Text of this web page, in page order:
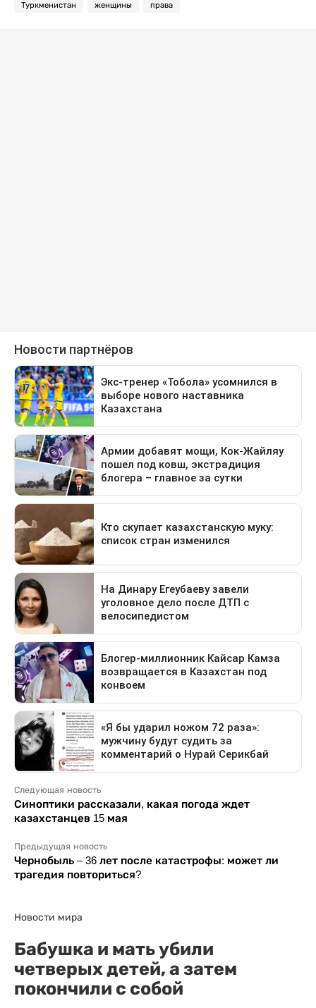
Туркменистан женщины права
Следующая новость
Синоптики рассказали, какая погода ждет
казахстанцев 15 мая
Предыдущая новость
Чернобыль – 36 лет после катастрофы: может ли
трагедия повториться?
Новости мира
Бабушка и мать убили
четверых детей, а затем
покончили с собой